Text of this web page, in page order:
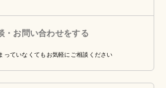
・お問い合わせをする
っていなくてもお気軽にご相談ください